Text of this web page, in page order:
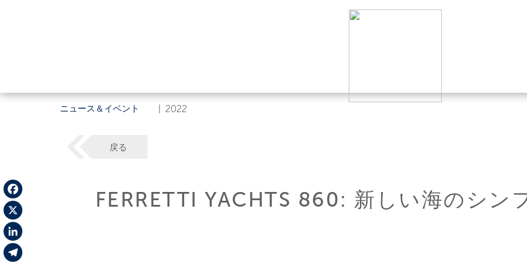
ニュース＆イベント 2022
Facebook
X
LinkedIn
戻る
FERRETTI YACHTS 860: 新しい海のシン